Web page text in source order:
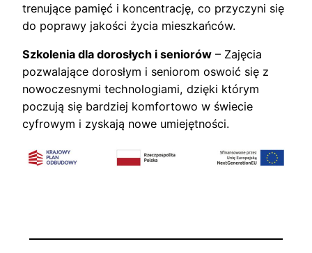
trenujące pamięć i koncentrację, co przyczyni się
do poprawy jakości życia mieszkańców.
Szkolenia dla dorosłych i seniorów – Zajęcia
pozwalające dorosłym i seniorom oswoić się z
nowoczesnymi technologiami, dzięki którym
poczują się bardziej komfortowo w świecie
cyfrowym i zyskają nowe umiejętności.